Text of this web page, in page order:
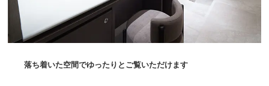
落ち着いた空間でゆったりとご覧いただけます